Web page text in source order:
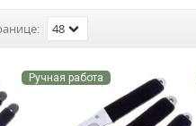
48
Ручная работа